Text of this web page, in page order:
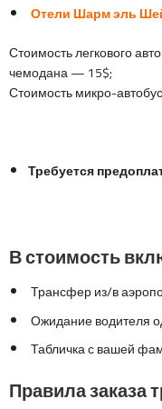
Отели Шарм эль
Стоимость легкового
чемодана — 15$;
Стоимость микро-
Требуется
В стоимость
Трансфер из/в
Ожидание водителя
Табличка с вашей
Правила заказа